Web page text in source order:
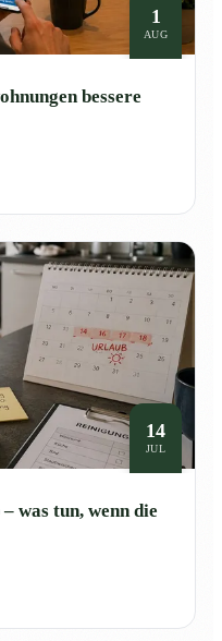
1
AUG
bessere
14
JUL
was tun, wenn die